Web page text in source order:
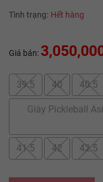
Tình trạng: Hết hàng
Giá bán:
39.5 40 40.5
Giày Pickleball
41.5 42 42.5